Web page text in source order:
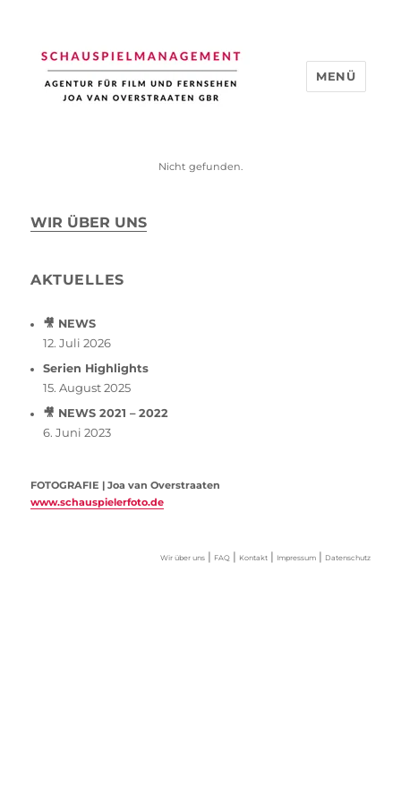
MENÜ
Nicht gefunden.
WIR ÜBER UNS
AKTUELLES
🎥 NEWS
12. Juli 2026
Serien Highlights
15. August 2025
🎥 NEWS 2021 – 2022
6. Juni 2023
FOTOGRAFIE | Joa van Overstraaten
www.schauspielerfoto.de
Wir über uns| FAQ| Kontakt| Impressum| Datenschutz